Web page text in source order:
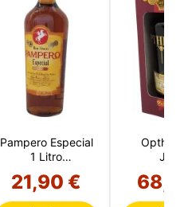
Pampero Especial
1 Litro
21,90 €
Jahre